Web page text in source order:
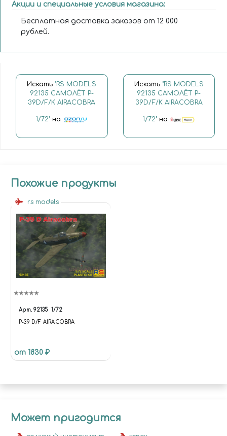
Акции и специальные условия магазина:
Бесплатная доставка заказов от 12 000
рублей.
Искать "RS MODELS
92135 САМОЛЁТ P-
39D/F/K AIRACOBRA
1/72"на
Искать "RS MODELS
92135 САМОЛЁТ P-
39D/F/K AIRACOBRA
1/72" на
Похожие продукты
rs models
Арт. 92135 1/72
P-39 D/F AIRACOBRA
от 1830 ₽
Может пригодится